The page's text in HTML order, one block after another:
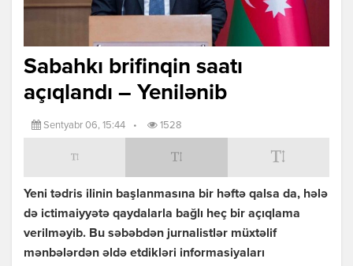
Sabahkı brifinqin saatı
açıqlandı – Yenilənib
Sentyabr 06, 15:44 • 1528
Yeni tədris ilinin başlanmasına bir həftə qalsa da, hələ
də ictimaiyyətə qaydalarla bağlı heç bir açıqlama
verilməyib. Bu səbəbdən jurnalistlər müxtəlif
mənbələrdən əldə etdikləri informasiyaları